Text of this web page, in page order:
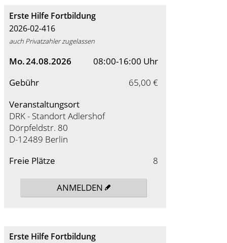
Erste Hilfe Fortbildung
2026-02-416
auch Privatzahler zugelassen
Mo.24.08.2026
08:00-16:00 Uhr
Gebühr
65,00 €
Veranstaltungsort
DRK - Standort Adlershof
Dörpfeldstr. 80
D-12489 Berlin
Freie Plätze
8
ANMELDEN
Erste Hilfe Fortbildung